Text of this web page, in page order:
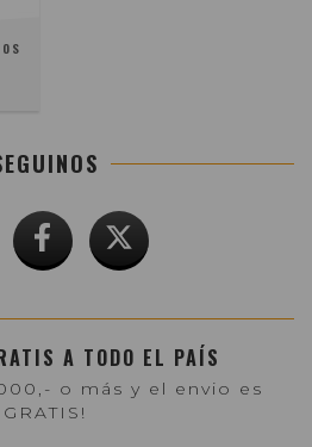
A TODO EL PAÍS
o más y el envio es
GRATIS!